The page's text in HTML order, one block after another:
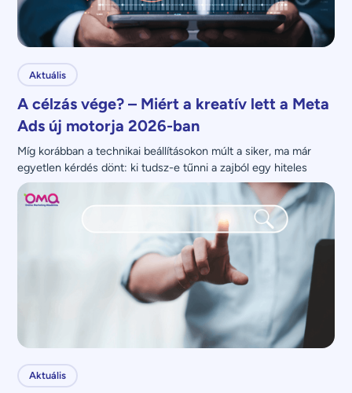
Aktuális
A célzás vége? – Miért a kreatív lett a Meta
Ads új motorja 2026-ban
Míg korábban a technikai beállításokon múlt a siker, ma már
egyetlen kérdés dönt: ki tudsz-e tűnni a zajból egy hiteles
üzenettel?
Aktuális